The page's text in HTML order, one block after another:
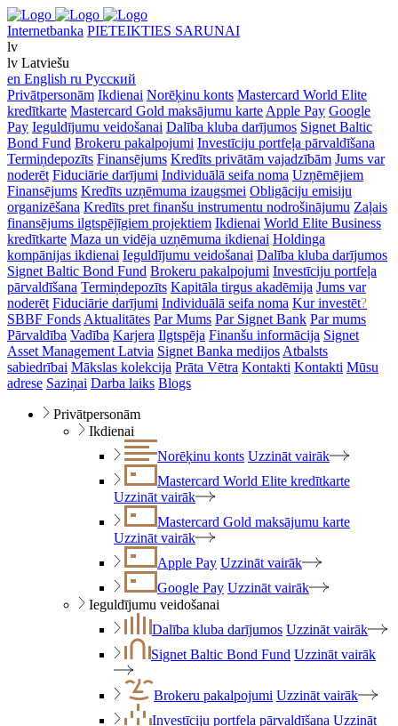
Internetbanka PIETEIKTIES SARUNAI
lv
lv Latviešu
en English ru Русский
Privātpersonām Ikdienai Norēķinu konts Mastercard World Elite
kredītkarte Mastercard Gold maksājumu karte Apple Pay Google
Pay Ieguldījumu veidošanai Dalība kluba darījumos Signet Baltic
Bond Fund Brokeru pakalpojumi Investīciju portfeļa pārvaldīšana
Termiņdepozīts Finansējums Kredīts privātām vajadzībām Jums var
noderēt Fiduciārie darījumi Individuālā seifa noma Uzņēmējiem
Finansējums Kredīts uzņēmuma izaugsmei Obligāciju emisiju
organizēšana Kredīts pret finanšu instrumentu nodrošinājumu Zaļais
finansējums ilgtspējīgiem projektiem Ikdienai World Elite Business
kredītkarte Maza un vidēja uzņēmuma ikdienai Holdinga
kompānijas ikdienai Ieguldījumu veidošanai Dalība kluba darījumos
Signet Baltic Bond Fund Brokeru pakalpojumi Investīciju portfeļa
pārvaldīšana Termiņdepozīts Kapitāla tirgus akadēmija Jums var
noderēt Fiduciārie darījumi Individuālā seifa noma Kur investēt?
SBBF Fonds Aktualitātes Par Mums Par Signet Bank Par mums
Pārvaldība Vadība Karjera Ilgtspēja Finanšu informācija Signet
Asset Management Latvia Signet Banka medijos Atbalsts
sabiedrībai Mākslas kolekcija Prāta Vētra Kontakti Kontakti Mūsu
adrese Saziņai Darba laiks Blogs
Privātpersonām
Ikdienai
Norēķinu konts Uzzināt vairāk
Mastercard World Elite kredītkarte
Uzzināt vairāk
Mastercard Gold maksājumu karte
Uzzināt vairāk
Apple Pay Uzzināt vairāk
Google Pay Uzzināt vairāk
Ieguldījumu veidošanai
Dalība kluba darījumos Uzzināt vairāk
Signet Baltic Bond Fund Uzzināt vairāk
Brokeru pakalpojumi Uzzināt vairāk
Investīciju portfeļa pārvaldīšana Uzzināt